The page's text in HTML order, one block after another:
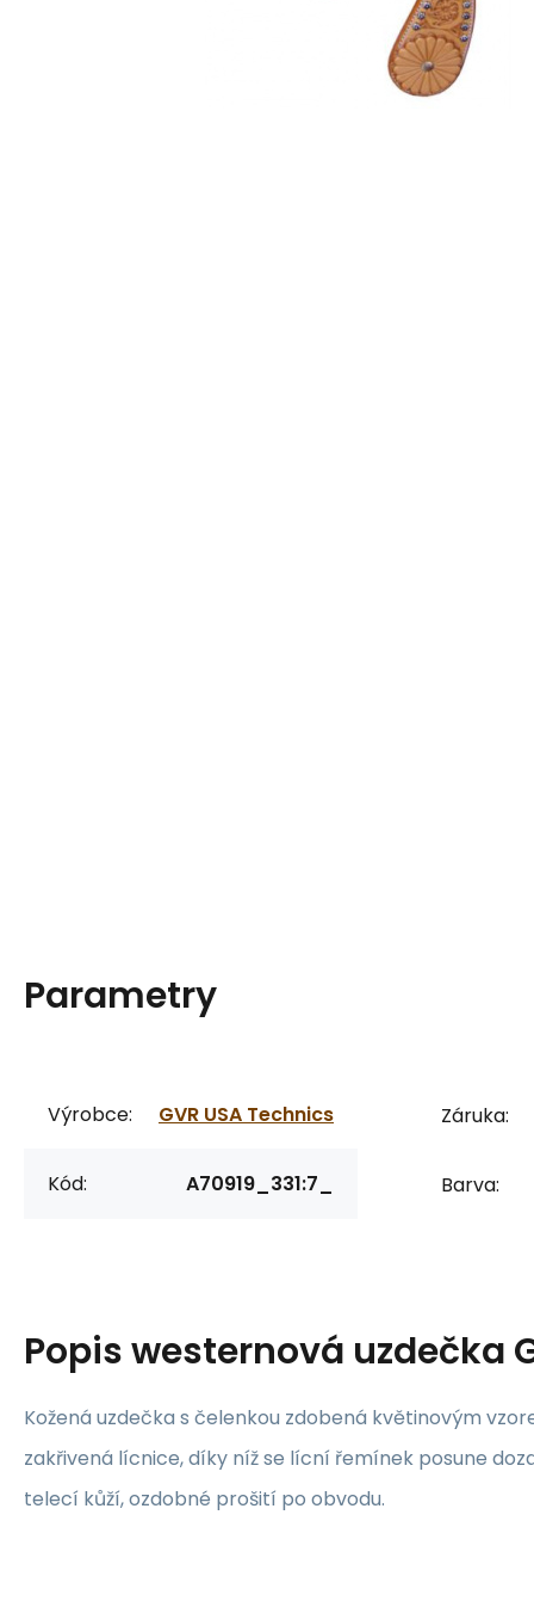
Parametry
Výrobce: GVR USA Technics
Kód: A70919_331:7_
Záruka:
Barva:
Popiswesternová uzdečka
Kožená uzdečka s čelenkou zdobená květinovým
zakřivená lícnice, díky níž se lícní řemínek posune
telecí kůží, ozdobné prošití po obvodu.